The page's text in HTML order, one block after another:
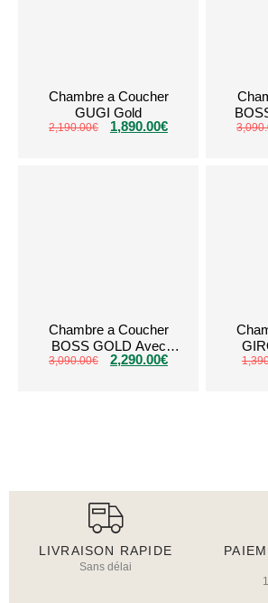
Chambre a Coucher
GUGI Gold
2,190.00€ 1,890.00€
Chambre a Coucher
BOSS GOLD Avec
Coffre
3,090.00€ 2,290.00€
LIVRAISON RAPIDE
Sans délai